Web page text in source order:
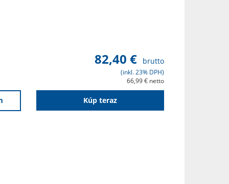
82,40 € brutto
(inkl. 23% DPH)
66,99 € netto
Kúp teraz